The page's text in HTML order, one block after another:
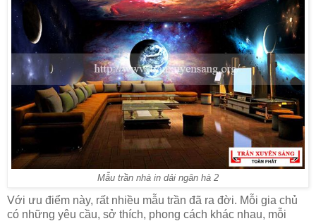
Mẫu trần nhà in dải ngân hà 2
Với ưu điểm này, rất nhiều mẫu trần đã ra đời. Mỗi gia chủ
có những yêu cầu, sở thích, phong cách khác nhau, mỗi